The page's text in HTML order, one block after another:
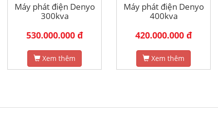
Máy phát điện Denyo
300kva
530.000.000 đ
Xem thêm
Máy phát điện Denyo
400kva
420.000.000 đ
Xem thêm